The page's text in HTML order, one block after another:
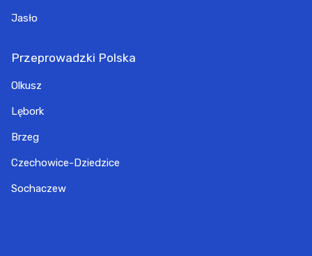
Jasło
Przeprowadzki Polska
Olkusz
Lębork
Brzeg
Czechowice-Dziedzice
Sochaczew